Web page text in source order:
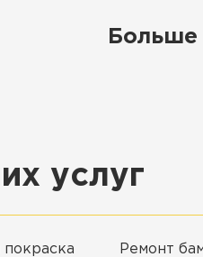
Больше
услуг
Ремонт